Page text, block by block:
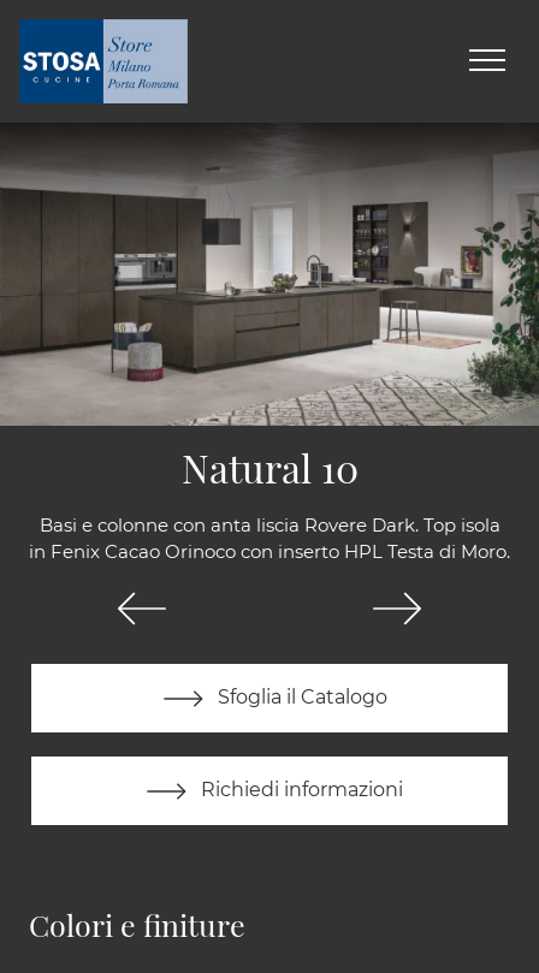
Basi e colonne con anta liscia Rovere Dark. Top isola
in Fenix Cacao Orinoco con inserto HPL Testa di Moro.
Sfoglia il Catalogo
Richiedi informazioni
Natural 10
Colori e finiture